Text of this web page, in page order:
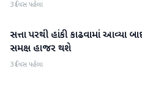
3 દિવસ પહેલા
આંતરરાષ્ટ્રીય
સત્તા પરથી હાંકી કાઢવામાં આવ્યા
સમક્ષ હાજર થશે
3 દિવસ પહેલા